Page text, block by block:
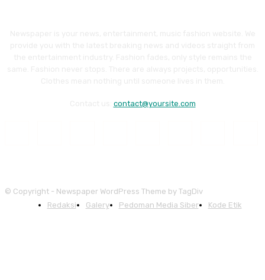
contact@yoursite.com
© Copyright - Newspaper WordPress Theme by TagDiv
Redaksi
Galery Pedoman Media Siber Kode Etik